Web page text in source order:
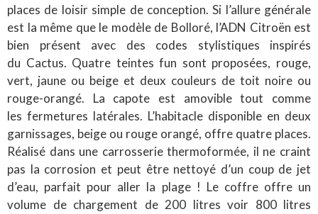
places de loisir simple de conception. Si l’allure générale
est la même que le modèle de Bolloré, l’ADN Citroën est
bien présent avec des codes stylistiques inspirés
du Cactus. Quatre teintes fun sont proposées, rouge,
vert, jaune ou beige et deux couleurs de toit noire ou
rouge-orangé. La capote est amovible tout comme
les fermetures latérales. L’habitacle disponible en deux
garnissages, beige ou rouge orangé, offre quatre places.
Réalisé dans une carrosserie thermoformée, il ne craint
pas la corrosion et peut être nettoyé d’un coup de jet
d’eau, parfait pour aller la plage ! Le coffre offre un
volume de chargement de 200 litres voir 800 litres